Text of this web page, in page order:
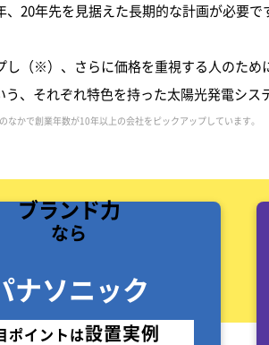
20年先を見据えた長期的な計画が必要で
（※）、さらに価格を重視する人のた
、それぞれ特色を持った太陽光発電シス
かで創業年数が10年以上の会社をピックアップしています。
ブランド力
なら
ナソニック
ポイントは設置実例